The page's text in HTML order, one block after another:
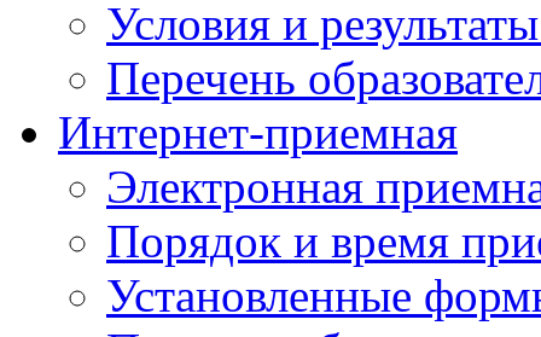
Условия и
Перечень
Интернет-приемная
Электронная
Порядок и время
Установленные